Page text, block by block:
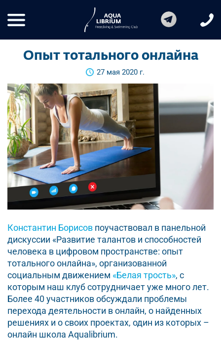
Опыт тотального онлайна
27 мая 2020 г.
Константин Борисов поучаствовал в панельной
дискуссии «Развитие талантов и способностей
человека в цифровом пространстве: опыт
тотального онлайна», организованной
социальным движением «Белая трость», с
которым наш клуб сотрудничает уже много лет.
Более 40 участников обсуждали проблемы
перехода деятельности в онлайн, о найденных
решениях и о своих проектах, один из которых –
онлайн школа Aqualibrium.